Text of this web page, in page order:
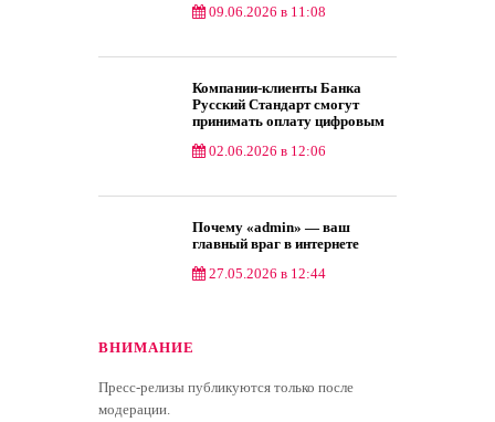
09.06.2026 в 11:08
Компании-клиенты Банка
Русский Стандарт смогут
принимать оплату цифровым
02.06.2026 в 12:06
Почему «admin» — ваш
главный враг в интернете
27.05.2026 в 12:44
ВНИМАНИЕ
Пресс-релизы публикуются только после
модерации.